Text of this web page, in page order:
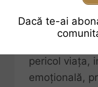
traumă sau o
pericol viața,
emoțională,
Dacă te-ai